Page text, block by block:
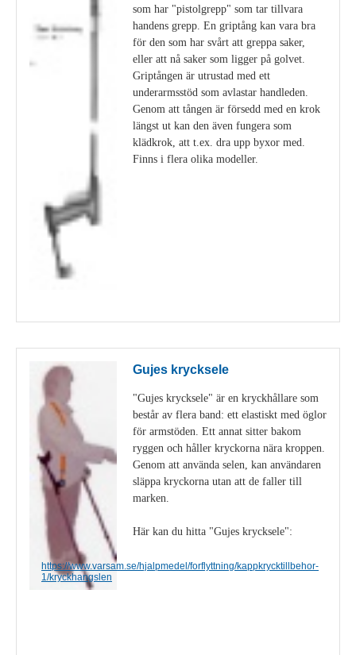
som har "pistolgrepp" som tar tillvara
handens grepp. En griptång kan vara bra
för den som har svårt att greppa saker,
eller att nå saker som ligger på golvet.
Griptången är utrustad med ett
underarmsstöd som avlastar handleden.
Genom att tången är försedd med en krok
längst ut kan den även fungera som
klädkrok, att t.ex. dra upp byxor med.
Finns i flera olika modeller.
Gujes krycksele
"Gujes krycksele" är en kryckhållare som
består av flera band: ett elastiskt med öglor
för armstöden. Ett annat sitter bakom
ryggen och håller kryckorna nära kroppen.
Genom att använda selen, kan användaren
släppa kryckorna utan att de faller till
marken.
Här kan du hitta "Gujes krycksele":
https://www.varsam.se/hjalpmedel/forflyttning/kappkrycktillbehor-
1/kryckhangslen